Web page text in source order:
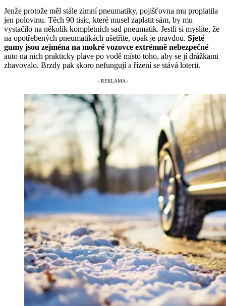
Jenže protože měl stále zimní pneumatiky, pojišťovna mu proplatila
jen polovinu. Těch 90 tisíc, které musel zaplatit sám, by mu
vystačilo na několik kompletních sad pneumatik. Jestli si myslíte, že
na opotřebených pneumatikách ušetříte, opak je pravdou. Sjeté
gumy jsou zejména na mokré vozovce extrémně nebezpečné –
auto na nich prakticky plave po vodě místo toho, aby se jí drážkami
zbavovalo. Brzdy pak skoro nefungují a řízení se stává loterii.